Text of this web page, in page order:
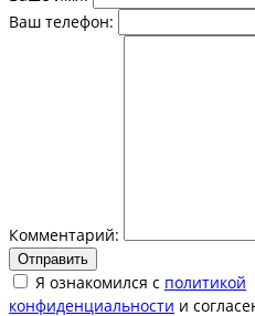
Ваш телефон:
Комментарий:
Отправить
Я ознакомился с политикой
конфиденциальности и